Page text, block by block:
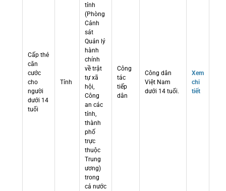
Cấp thẻ
căn
cước
cho
người
dưới 14
tuổi
Tỉnh
tỉnh
(Phòng
Cảnh
sát
Quản lý
hành
chính
về trật
tự xã
hội,
Công
an các
tỉnh,
thành
phố
trực
thuộc
Trung
ương)
trong
cả nước
Công
tác
tiếp
dân
Công dân
Việt Nam
dưới 14 tuổi.
Xem
chi
tiết